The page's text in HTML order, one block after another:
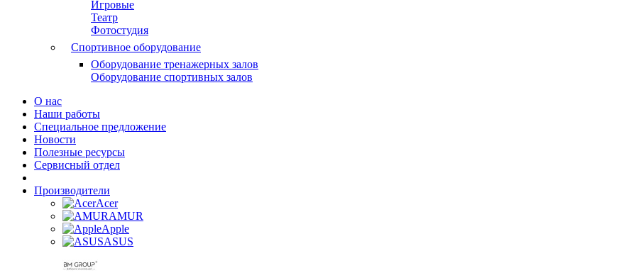
Игровые
Театр
Фотостудия
Спортивное оборудование
Оборудование тренажерных залов
Оборудование спортивных залов
О нас
Наши работы
Специальное предложение
Новости
Полезные ресурсы
Сервисный отдел
Производители
Acer
AMUR
Apple
ASUS